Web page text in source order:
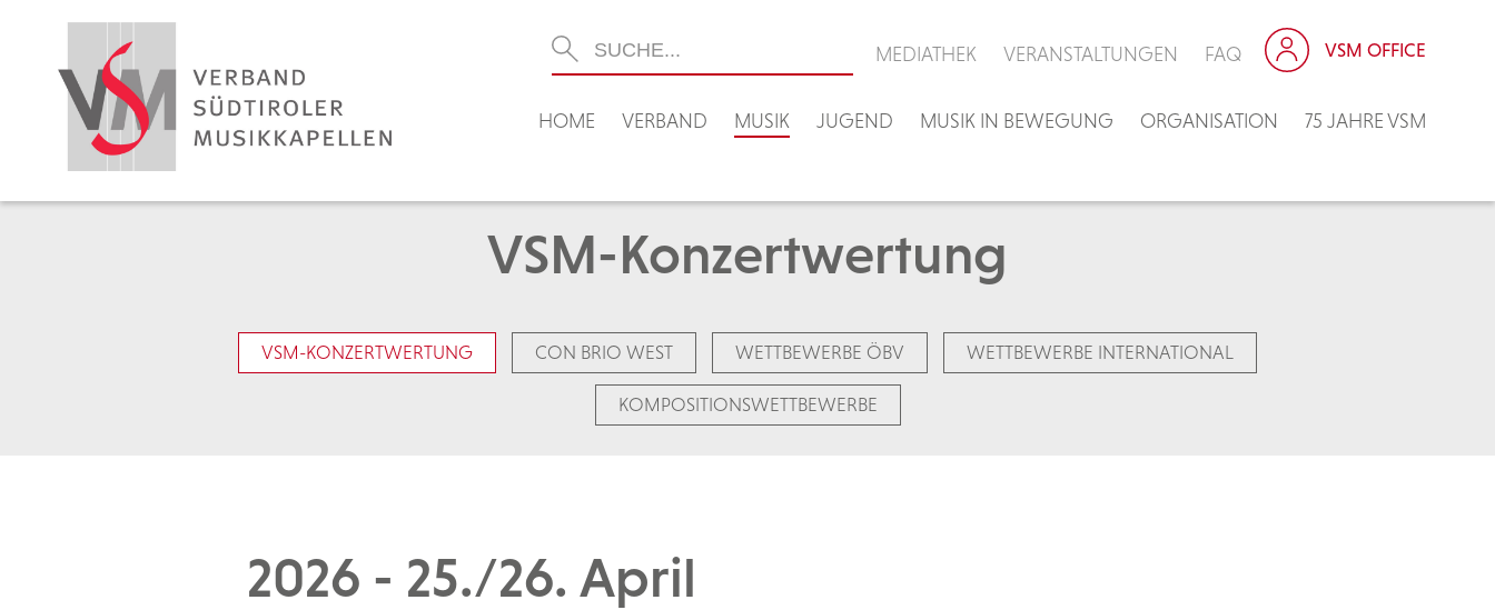
HOME VERBAND MUSIK JUGEND MUSIK IN BEWEGUNG ORGANISATION 75 JAHRE VSM
MEDIATHEK VERANSTALTUNGEN FAQ VSM OFFICE
VSM-Konzertwertung
VSM-KONZERTWERTUNG CON BRIO WEST WETTBEWERBE ÖBV WETTBEWERBE INTERNATIONAL
KOMPOSITIONSWETTBEWERBE
2026 - 25./26. April